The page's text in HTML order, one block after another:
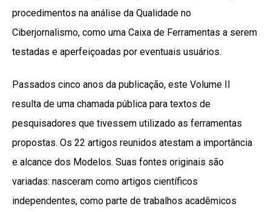
procedimentos na análise da Qualidade no
Ciberjornalismo, como uma Caixa de Ferramentas a serem
testadas e aperfeiçoadas por eventuais usuários.
Passados cinco anos da publicação, este Volume II
resulta de uma chamada pública para textos de
pesquisadores que tivessem utilizado as ferramentas
propostas. Os 22 artigos reunidos atestam a importância
e alcance dos Modelos. Suas fontes originais são
variadas: nasceram como artigos científicos
independentes, como parte de trabalhos acadêmicos